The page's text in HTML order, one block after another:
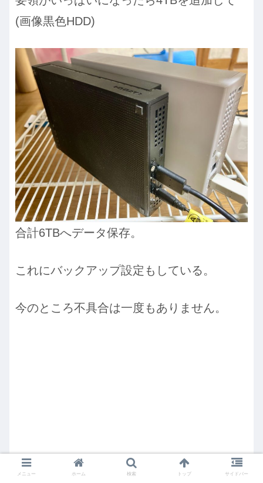
(画像黒色HDD)
合計6TBへデータ保存。
これにバックアップ設定もしている。
今のところ不具合は一度もありません。
メニュー ホーム 検索 トップ サイドバー